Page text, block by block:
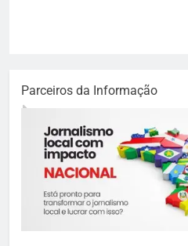
Parceiros da Informação